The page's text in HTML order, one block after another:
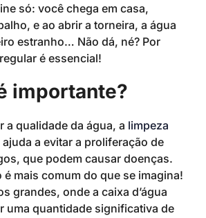
só: você chega em casa,
e ao abrir a torneira, a água
estranho… Não dá, né? Por
é essencial!
importante?
a qualidade da água, a limpeza
ajuda a evitar a proliferação de
que podem causar doenças.
é mais comum do que se imagina!
grandes, onde a caixa d’água
uma quantidade significativa de